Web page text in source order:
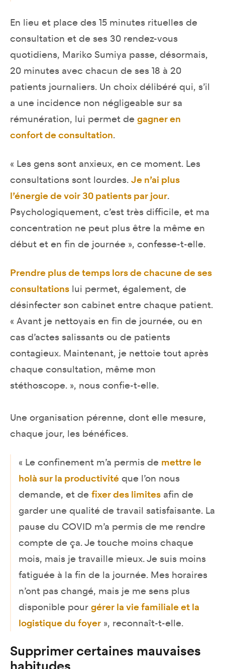
En lieu et place des 15 minutes rituelles de
consultation et de ses 30 rendez-vous
quotidiens, Mariko Sumiya passe, désormais,
20 minutes avec chacun de ses 18 à 20
patients journaliers. Un choix délibéré qui, s’il
a une incidence non négligeable sur sa
rémunération, lui permet de gagner en
confort de consultation.
« Les gens sont anxieux, en ce moment. Les
consultations sont lourdes. Je n’ai plus
l’énergie de voir 30 patients par jour.
Psychologiquement, c’est très difficile, et ma
concentration ne peut plus être la même en
début et en fin de journée », confesse-t-elle.
Prendre plus de temps lors de chacune de ses
consultations lui permet, également, de
désinfecter son cabinet entre chaque patient.
« Avant je nettoyais en fin de journée, ou en
cas d’actes salissants ou de patients
contagieux. Maintenant, je nettoie tout après
chaque consultation, même mon
stéthoscope. », nous confie-t-elle.
Une organisation pérenne, dont elle mesure,
chaque jour, les bénéfices.
« Le confinement m’a permis de mettre le
holà sur la productivité que l’on nous
demande, et de fixer des limites afin de
garder une qualité de travail satisfaisante. La
pause du COVID m’a permis de me rendre
compte de ça. Je touche moins chaque
mois, mais je travaille mieux. Je suis moins
fatiguée à la fin de la journée. Mes horaires
n’ont pas changé, mais je me sens plus
disponible pour gérer la vie familiale et la
logistique du foyer », reconnaît-t-elle.
Supprimer certaines mauvaises